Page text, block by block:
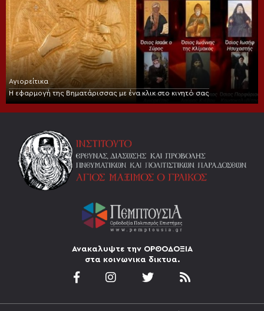
Αγιορείτικα
Η εφαρμογή της Βηματάρισσας με ένα κλικ στο κινητό σας
Ανακαλυψτε την ΟΡΘΟΔΟΞΙΑ
στα κοινωνικα δικτυα.